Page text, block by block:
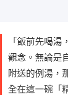
「飯前先喝
觀念。無論是
附送的例湯，
全在這一碗「